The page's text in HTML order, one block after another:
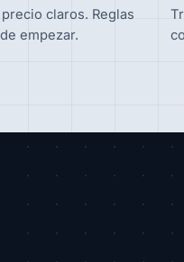
claros. Reglas
empezar.